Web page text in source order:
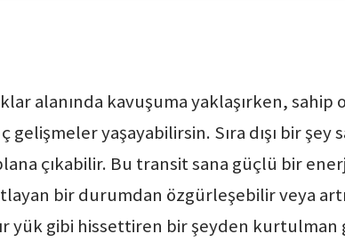
alanında kavuşuma yaklaşırken,
yaşayabilirsin. Sıra dışı bir şey
çıkabilir. Bu transit sana güçlü bir
bir durumdan özgürleşebilir veya
yük gibi hissettiren bir şeyden